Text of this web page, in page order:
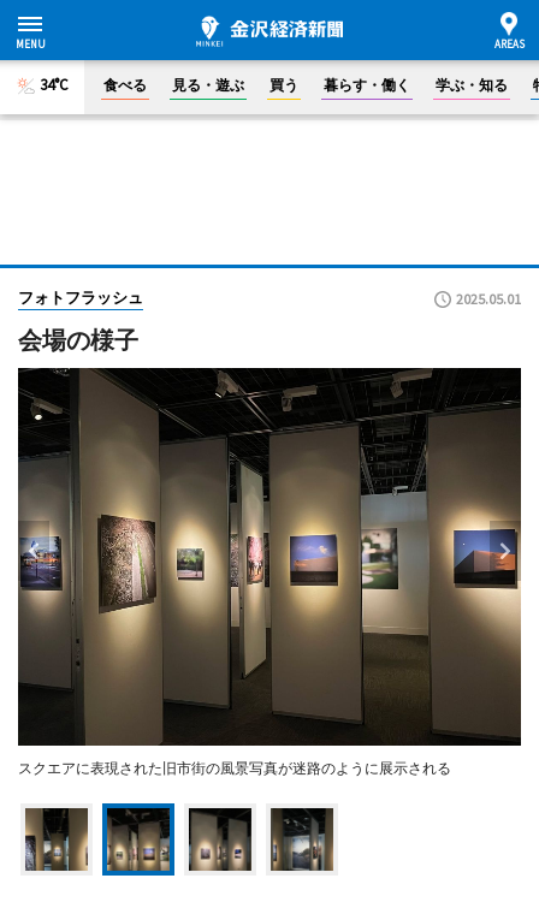
34°C 食べる 見る・遊ぶ 買う 暮らす・働く 学ぶ・知る
フォトフラッシュ 2025.05.01
会場の様子
スクエアに表現された旧市街の風景写真が迷路のように展示される